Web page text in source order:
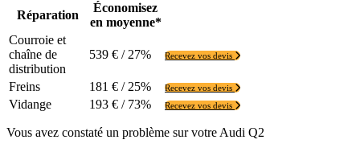
Réparation
Économisez
en moyenne*
Courroie et
chaîne de
distribution
539 € / 27% Recevez vos devis
Freins 181 € / 25% Recevez vos devis
Vidange 193 € / 73% Recevez vos devis
Vous avez constaté un problème sur votre Audi Q2